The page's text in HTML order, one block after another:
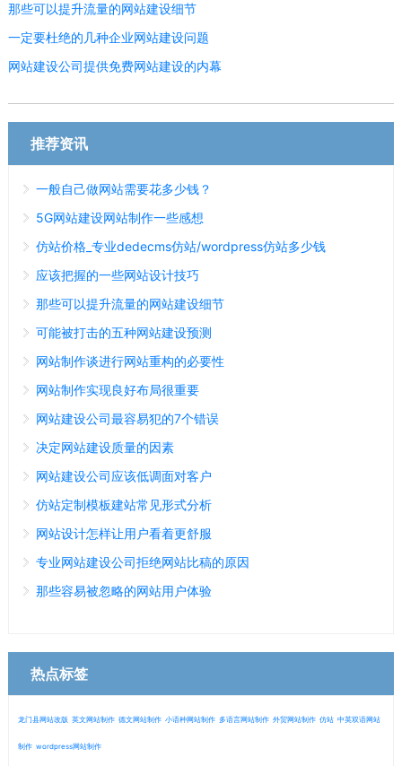
那些可以提升流量的网站建设细节
一定要杜绝的几种企业网站建设问题
网站建设公司提供免费网站建设的内幕
推荐资讯
一般自己做网站需要花多少钱？
5G网站建设网站制作一些感想
仿站价格_专业dedecms仿站/wordpress仿站多少钱
应该把握的一些网站设计技巧
那些可以提升流量的网站建设细节
可能被打击的五种网站建设预测
网站制作谈进行网站重构的必要性
网站制作实现良好布局很重要
网站建设公司最容易犯的7个错误
决定网站建设质量的因素
网站建设公司应该低调面对客户
仿站定制模板建站常见形式分析
网站设计怎样让用户看着更舒服
专业网站建设公司拒绝网站比稿的原因
那些容易被忽略的网站用户体验
热点标签
龙门县网站改版 英文网站制作 德文网站制作 小语种网站制作 多语言网站制作 外贸网站制作 仿站 中英双语网站
制作 wordpress网站制作